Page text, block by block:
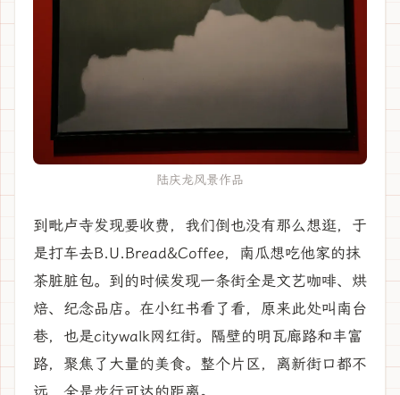
陆庆龙风景作品
到毗卢寺发现要收费，我们倒也没有那么想逛，于
是打车去B.U.Bread&Coffee，南瓜想吃他家的抹
茶脏脏包。到的时候发现一条街全是文艺咖啡、烘
焙、纪念品店。在小红书看了看，原来此处叫南台
巷，也是citywalk网红街。隔壁的明瓦廊路和丰富
路，聚焦了大量的美食。整个片区，离新街口都不
远，全是步行可达的距离。